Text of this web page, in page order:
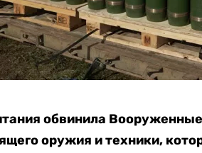
обвинила
оружия и техники,